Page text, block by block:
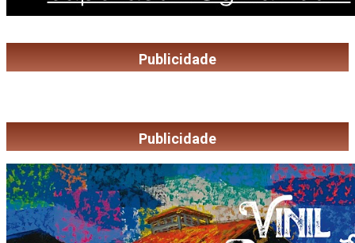
Publicidade
Publicidade